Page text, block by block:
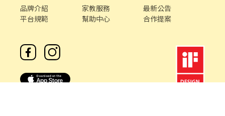
品牌介紹 家教服務
最新公告
平台規範
幫助中心 合作提案